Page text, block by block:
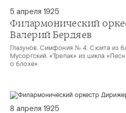
5 апреля 1925
Филармонический
Валерий Бердяев
Глазунов. Симфония № 4. Сюита из
Мусоргский. «Трепак» из цикла
о блохе»
8 апреля 1925